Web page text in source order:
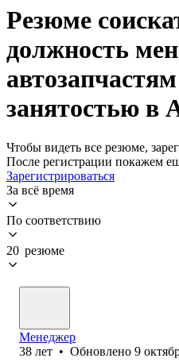
Резюме
должность
занятостью в
Чтобы видеть все резюме,
После регистрации покажем
Зарегистрироваться
За всё время
По соответствию
20 резюме
Менеджер
38 лет • Обновлено 9